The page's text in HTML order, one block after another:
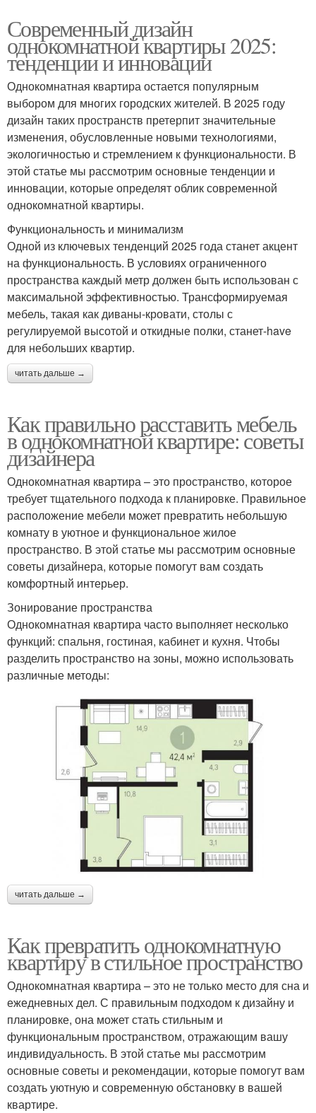
Современный дизайн
однокомнатной квартиры 2025:
тенденции и инновации
Однокомнатная квартира остается популярным
выбором для многих городских жителей. В 2025 году
дизайн таких пространств претерпит значительные
изменения, обусловленные новыми технологиями,
экологичностью и стремлением к функциональности. В
этой статье мы рассмотрим основные тенденции и
инновации, которые определят облик современной
однокомнатной квартиры.
Функциональность и минимализм
Одной из ключевых тенденций 2025 года станет акцент
на функциональность. В условиях ограниченного
пространства каждый метр должен быть использован с
максимальной эффективностью. Трансформируемая
мебель, такая как диваны-кровати, столы с
регулируемой высотой и откидные полки, станет-have
для небольших квартир.
читать дальше →
Как правильно расставить мебель
в однокомнатной квартире: советы
дизайнера
Однокомнатная квартира – это пространство, которое
требует тщательного подхода к планировке. Правильное
расположение мебели может превратить небольшую
комнату в уютное и функциональное жилое
пространство. В этой статье мы рассмотрим основные
советы дизайнера, которые помогут вам создать
комфортный интерьер.
Зонирование пространства
Однокомнатная квартира часто выполняет несколько
функций: спальня, гостиная, кабинет и кухня. Чтобы
разделить пространство на зоны, можно использовать
различные методы:
читать дальше →
Как превратить однокомнатную
квартиру в стильное пространство
Однокомнатная квартира – это не только место для сна и
ежедневных дел. С правильным подходом к дизайну и
планировке, она может стать стильным и
функциональным пространством, отражающим вашу
индивидуальность. В этой статье мы рассмотрим
основные советы и рекомендации, которые помогут вам
создать уютную и современную обстановку в вашей
квартире.